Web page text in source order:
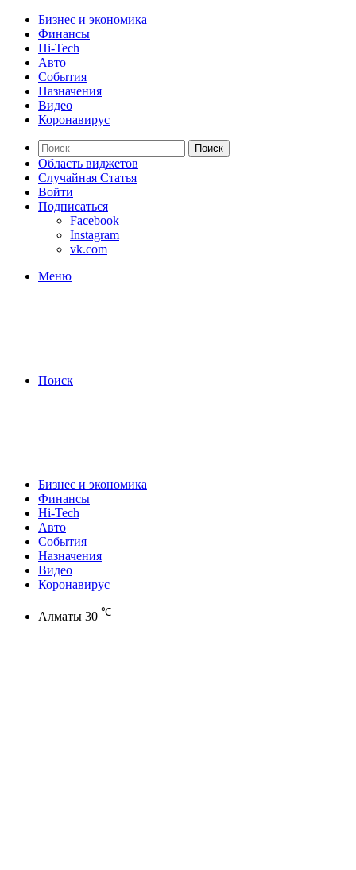
Бизнес и экономика
Финансы
Hi-Tech
Авто
События
Назначения
Видео
Коронавирус
Поиск
Область виджетов
Случайная Статья
Войти
Подписаться
Facebook
Instagram
vk.com
Меню
Поиск
Бизнес и экономика
Финансы
Hi-Tech
Авто
События
Назначения
Видео
Коронавирус
Алматы 30 ℃